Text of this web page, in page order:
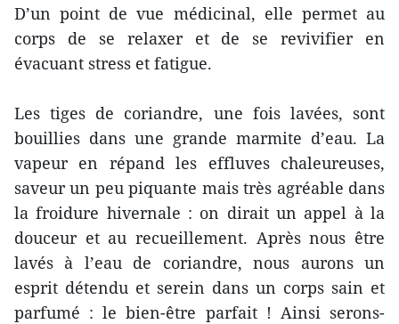
D’un point de vue médicinal, elle permet au
corps de se relaxer et de se revivifier en
évacuant stress et fatigue.
Les tiges de coriandre, une fois lavées, sont
bouillies dans une grande marmite d’eau. La
vapeur en répand les effluves chaleureuses,
saveur un peu piquante mais très agréable dans
la froidure hivernale : on dirait un appel à la
douceur et au recueillement. Après nous être
lavés à l’eau de coriandre, nous aurons un
esprit détendu et serein dans un corps sain et
parfumé : le bien-être parfait ! Ainsi serons-